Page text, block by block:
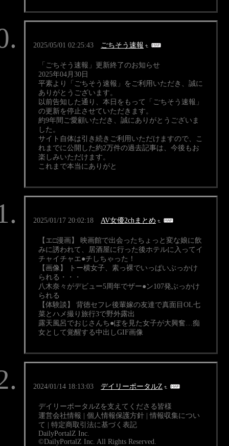
2025/05/01 02:25:43 ごちそう速報
「ごちそう速報」更新終了のお知らせ
2025年04月30日
平素より「ごちそう速報」をご利用いただき、誠に
ありがとうございます。
以前告知した通り、本日をもって「ごちそう速報」
の更新を停止させていただきます。
約9年間ご愛顧いただき、誠にありがとうございま
した。
サイト自体は引き続きご利用いただけますので、こ
れまでに公開した約2万件の過去記事は、今後もお
楽しみいただけます。
これまで本当にありがと
2025/01/17 20:02:18 AV女優2chまとめ
【エ□漫画】 映画館で出会ったちょっと変な娘に飲
みに誘われて、居酒屋に行った後ホテルに入ってイ
チャイチャエ●チしちゃった！
【画像】 トー横女子、素っ裸でいっぱいぶっかけ
られる・・・
八木奈々がデビュー5周年でザー●ン107発ぶっかけ
られる
【体験談】 背徳セフレ後輩嫁の友達で真面目OL七
菜とハメ撮り旅行3で野外露出
露天風呂でおじさんち●ぽを見た女子が大興奮…痴
女として覚醒する中出しGIF画像
2024/01/14 18:13:03 デイリーポータルZ
デイリーポータルZを支えてくださる皆様
運営会社情報 | 個人情報保護方針 | 情報収集につい
て | 特定商取引法に基づく表記
DailyPortalZ Inc.
©DailyPortalZ Inc. All Rights Reserved.